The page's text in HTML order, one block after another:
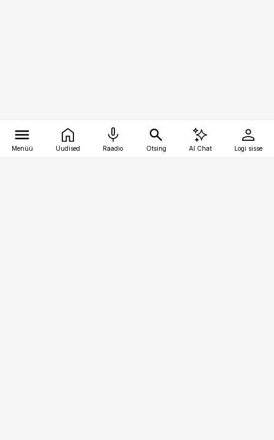
Menüü Uudised Raadio Otsing AI Chat Logi sisse